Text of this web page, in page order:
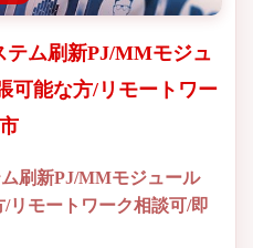
テム刷新PJ/MMモジュ
能な方/リモートワー
刷新PJ/MMモジュール
リモートワーク相談可/即